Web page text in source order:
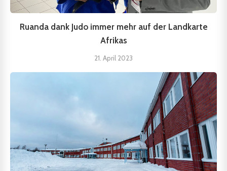
Ruanda dank Judo immer mehr auf der Landkarte
Afrikas
21. April 2023